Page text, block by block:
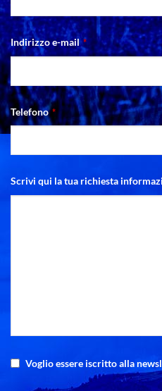
Indirizzo e-mail *
Telefono *
Scrivi qui la tua richiesta
Voglio essere iscritto alla